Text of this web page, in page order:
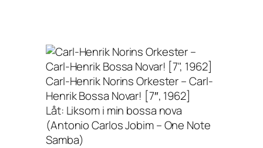
Carl-Henrik Norins Orkester – Carl-
Henrik Bossa Novar! [7″, 1962]
Låt: Liksom i min bossa nova
(Antonio Carlos Jobim – One Note
Samba)